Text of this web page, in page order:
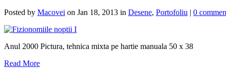
Posted by Macovei on Jan 18, 2013 in Desene, Portofoliu | 0
Anul 2000 Pictura, tehnica mixta pe hartie manuala 50 x 38
Read More